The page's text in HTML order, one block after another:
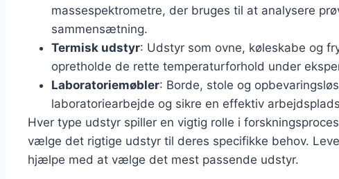
massespektrometre, der bruges til at analysere
sammensætning.
Termisk udstyr: Udstyr som ovne, køleskabe og
opretholde de rette temperaturforhold under
Laboratoriemøbler: Borde, stole og
laboratoriearbejde og sikre en effektiv
Hver type udstyr spiller en vigtig rolle i
vælge det rigtige udstyr til deres specifikke behov.
hjælpe med at vælge det mest passende udstyr.